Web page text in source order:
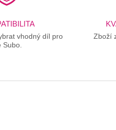
vhodný díl pro
Subo.
Zboží